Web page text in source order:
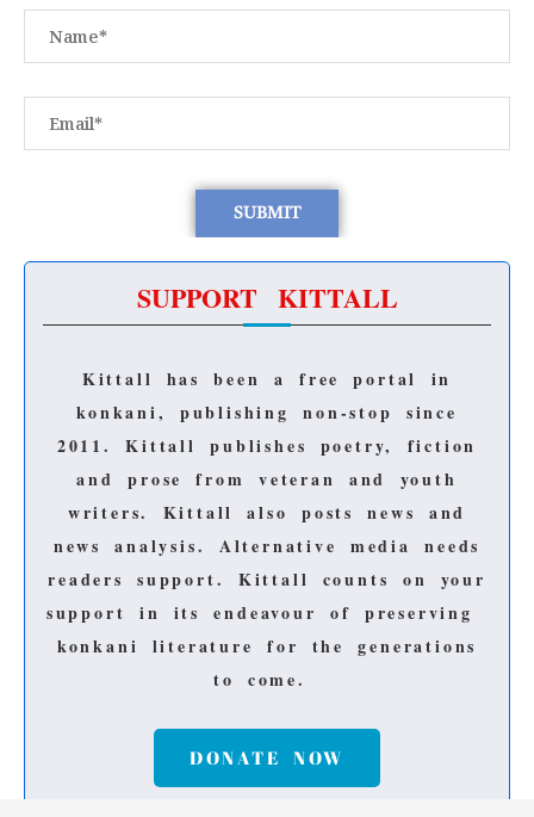
SUPPORT KITTALL
Kittall has been a free portal in
konkani, publishing non-stop since
2011.Kittall publishes poetry, fiction
and prose from veteran and youth
writers. Kittall also posts news and
news analysis. Alternative media needs
readers support. Kittall counts on your
support in its endeavour of preserving
konkani literature for the generations
to come.
DONATE NOW